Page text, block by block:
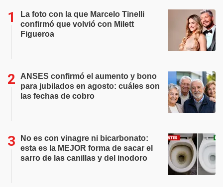
La foto con la que Marcelo Tinelli
confirmó que volvió con Milett
Figueroa
ANSES confirmó el aumento y bono
para jubilados en agosto: cuáles son
las fechas de cobro
No es con vinagre ni bicarbonato:
esta es la MEJOR forma de sacar el
sarro de las canillas y del inodoro